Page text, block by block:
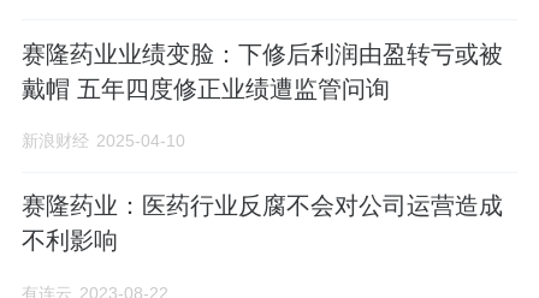
赛隆药业业绩变脸：下修后利润由盈转亏或被
戴帽 五年四度修正业绩遭监管问询
新浪财经 2025-04-10
赛隆药业：医药行业反腐不会对公司运营造成
不利影响
有连云 2023-08-22